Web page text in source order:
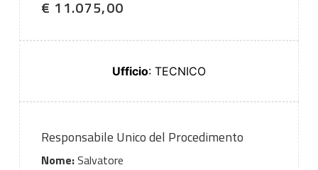
€ 11.075,00
Ufficio: TECNICO
Responsabile Unico del Procedimento
Nome:Salvatore